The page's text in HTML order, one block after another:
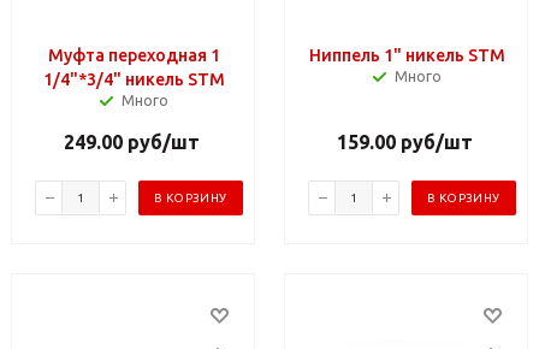
Муфта переходная 1
1/4"*3/4" никель STM
Много
249.00руб/шт
В КОРЗИНУ
Ниппель 1" никель STM
Много
159.00руб/шт
В КОРЗИНУ